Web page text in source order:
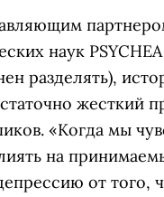
наук
разделять),
жесткий
«Когда мы
на
от того,